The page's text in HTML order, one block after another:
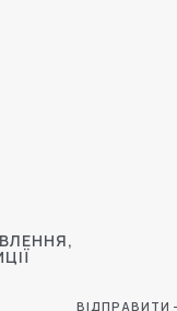
ВІДПРАВИТИ